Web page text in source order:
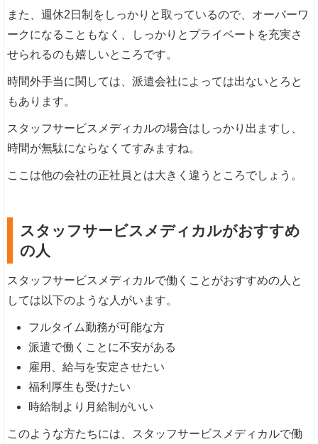
また、週休2日制をしっかりと取っているので、オーバーワ
ークになることもなく、しっかりとプライベートを充実さ
せられるのも嬉しいところです。
時間外手当に関しては、派遣会社によっては出ないとろと
もあります。
スタッフサービスメディカルの場合はしっかり出ますし、
時間が無駄にならなくてすみますね。
ここは他の会社の正社員とは大きく違うところでしょう。
スタッフサービスメディカルがおすすめ
の人
スタッフサービスメディカルで働くことがおすすめの人と
しては以下のような人がいます。
フルタイム勤務が可能な方
派遣で働くことに不安がある
雇用、給与を安定させたい
福利厚生も受けたい
時給制より月給制がいい
このような方たちには、スタッフサービスメディカルで働